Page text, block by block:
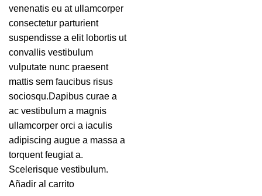
venenatis eu at ullamcorper
consectetur parturient
suspendisse a elit lobortis ut
convallis vestibulum
vulputate nunc praesent
mattis sem faucibus risus
sociosqu.Dapibus curae a
ac vestibulum a magnis
ullamcorper orci a iaculis
adipiscing augue a massa a
torquent feugiat a.
Scelerisque vestibulum.
Añadir al carrito